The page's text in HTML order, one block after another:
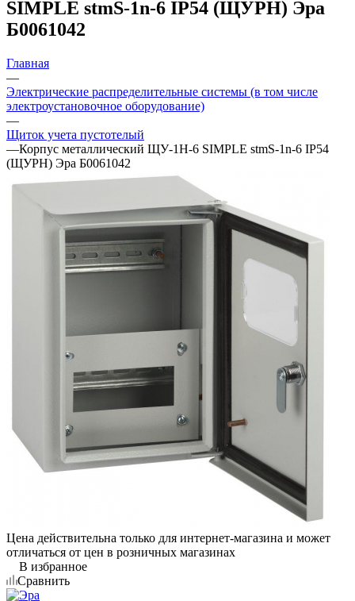
SIMPLE stmS-1n-6 IP54 (ЩУРН) Эра
Б0061042
Главная
—
Электрические распределительные системы (в том числе
электроустановочное оборудование)
—
Щиток учета пустотелый
—Корпус металлический ЩУ-1Н-6 SIMPLE stmS-1n-6 IP54
(ЩУРН) Эра Б0061042
Цена действительна только для интернет-магазина и может
отличаться от цен в розничных магазинах
В избранное
Сравнить